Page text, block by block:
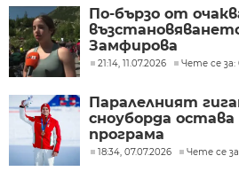
По-бързо от
Замфирова
21:14, 11.07.2026 Чете се за:
Паралелният
сноуборда
програма
18:34, 07.07.2026 Чете се